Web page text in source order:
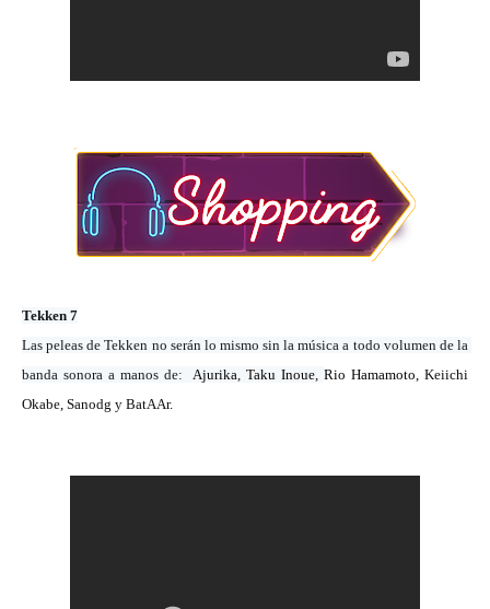
Tekken 7
Las peleas de Tekken no serán lo mismo sin la música a todo volumen de la
banda sonora a manos de: Ajurika, Taku Inoue, Rio Hamamoto, Keiichi
Okabe, Sanodg y BatAAr.